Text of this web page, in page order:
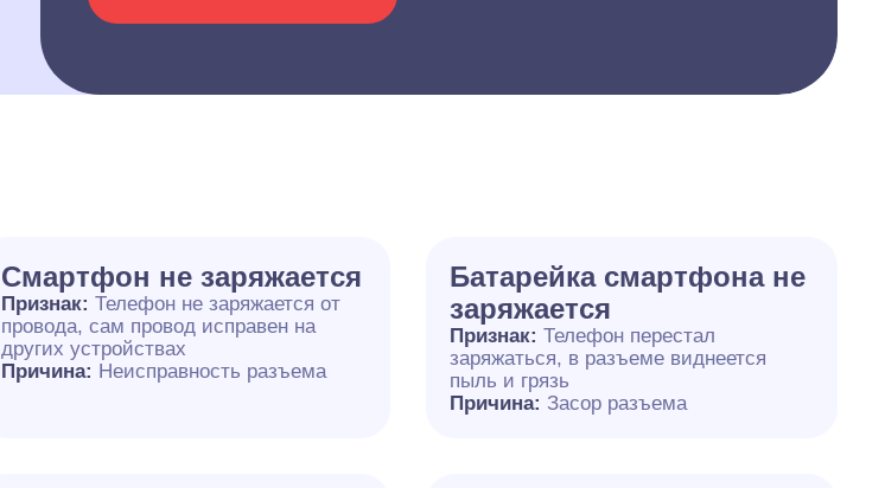
Смартфон не заряжается
Признак:Телефон не заряжается от
провода, сам провод исправен на
других устройствах
Причина: Неисправность разъема
Батарейка смартфона не
заряжается
Признак: Телефон перестал
заряжаться, в разъеме виднеется
пыль и грязь
Причина: Засор разъема